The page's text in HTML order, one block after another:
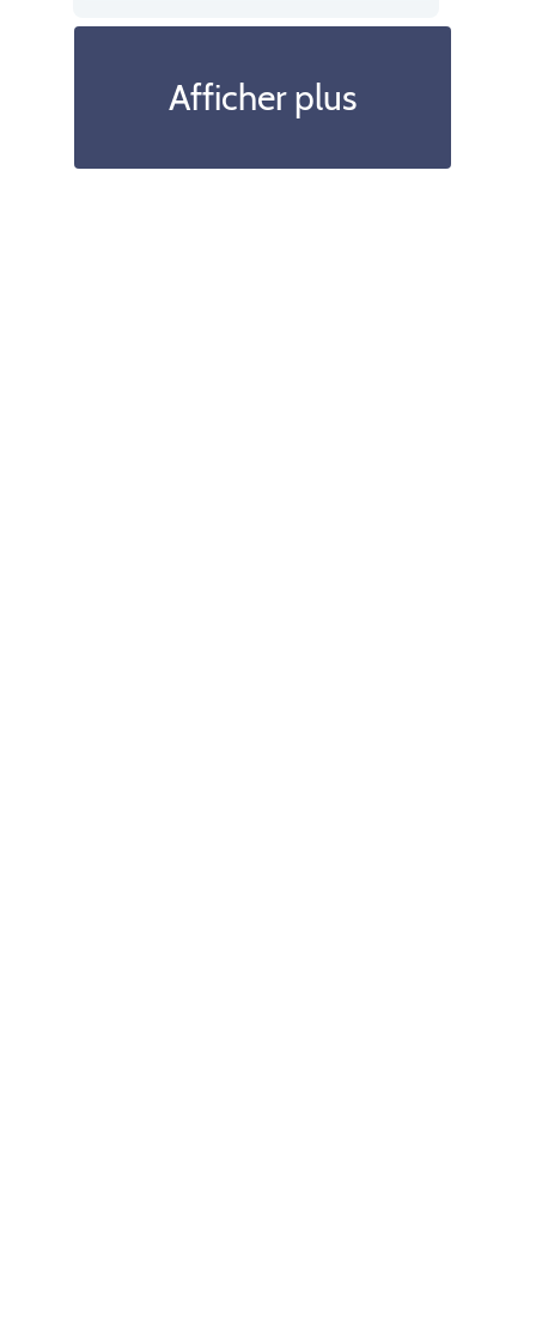
Afficher plus